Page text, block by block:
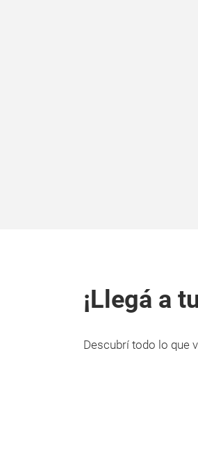
¡Llegá a
Descubrí todo lo que